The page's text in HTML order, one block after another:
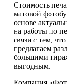
Стоимость
матовой
основе
на работы по
связи с тем,
предлагаем
большими
выгодным.
Компания